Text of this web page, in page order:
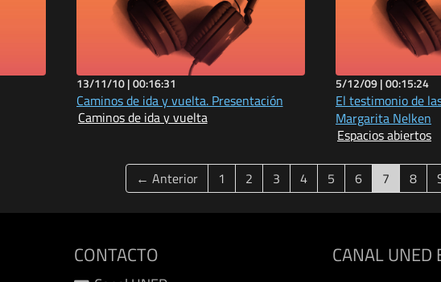
13/11/10 |00:16:31
Caminos de ida y vuelta. Presentación
Caminos de ida y vuelta
5/12/09 |00:15:24
El testimonio de
Margarita Nelken
Espacios abiertos
← Anterior 1 2 3 4 5 6 7(current)
8
CONTACTO CANAL UNED